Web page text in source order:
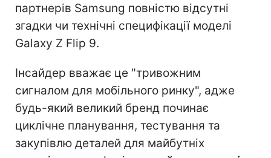
партнерів Samsung повністю відсутні
згадки чи технічні специфікації моделі
Galaxy Z Flip 9.
Інсайдер вважає це "тривожним
сигналом для мобільного ринку", адже
будь-який великий бренд починає
циклічне планування, тестування та
закупівлю деталей для майбутніх